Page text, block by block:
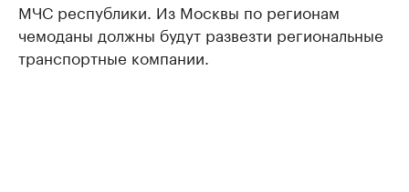
МЧС республики. Из Москвы по регионам
чемоданы должны будут развезти региональные
транспортные компании.